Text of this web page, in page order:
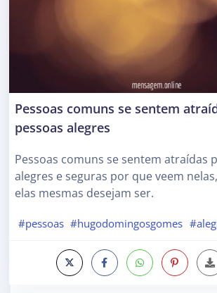
Pessoas comuns se sentem
pessoas alegres
Pessoas comuns se sentem atraídas
alegres e seguras por que veem
elas mesmas desejam ser.
#pessoas #hugodomingosgomes